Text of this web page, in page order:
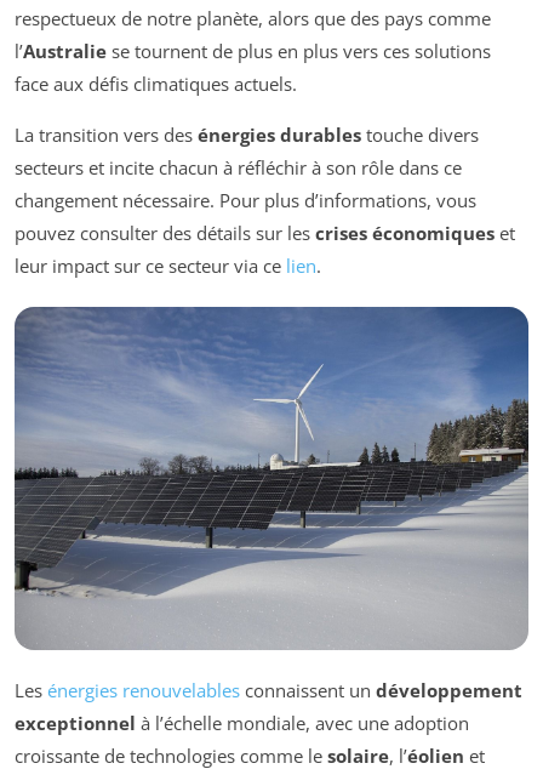
respectueux de notre planète, alors que des pays comme
l’Australie se tournent de plus en plus vers ces solutions
face aux défis climatiques actuels.
La transition vers des énergies durables touche divers
secteurs et incite chacun à réfléchir à son rôle dans ce
changement nécessaire. Pour plus d’informations, vous
pouvez consulter des détails sur les crises économiques et
leur impact sur ce secteur via ce lien.
Les énergies renouvelables connaissent un développement
exceptionnel à l’échelle mondiale, avec une adoption
croissante de technologies comme le solaire, l’éolien et